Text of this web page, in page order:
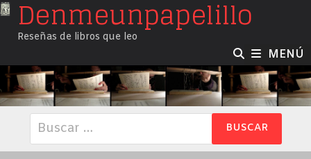
SaltarDenmeunpapelillo
Reseñas de libros que leo
MENÚ
Buscar: